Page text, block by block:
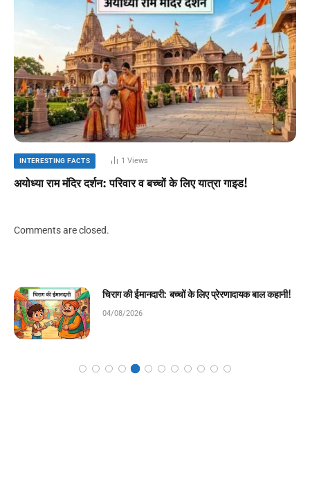
INTERESTING FACTS 1 Views
अयोध्या राम मंदिर दर्शन: परिवार व बच्चों के लिए यात्रा गाइड!
Comments are closed.
मेहनत की पहली सीढ़ी: बच्चों के लिए प्रेरणादायक बाल
कहानी!